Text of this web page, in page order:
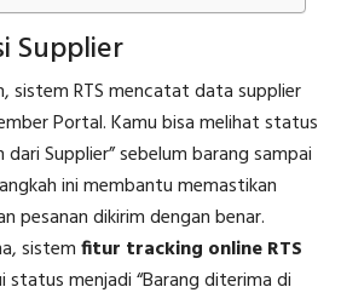
Supplier
sistem RTS mencatat data supplier
Portal. Kamu bisa melihat status
Supplier” sebelum barang sampai
ini membantu memastikan
pesanan dikirim dengan benar.
sistemfitur tracking online RTS
menjadi “Barang diterima di